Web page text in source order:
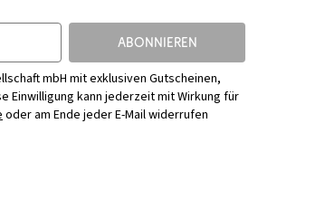
ABONNIEREN
mbH mit exklusiven Gutscheinen,
Einwilligung kann jederzeit mit Wirkung für
oder am Ende jeder E-Mail widerrufen